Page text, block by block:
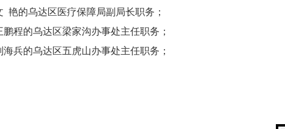
艳的乌达区医疗保障局副局长职务 ；
鹏程的乌达区梁家沟办事处主任职务；
海兵的乌达区五虎山办事处主任职务；